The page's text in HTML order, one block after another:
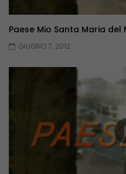
Paese Mio Santa Maria del
GIUGNO 7, 2012